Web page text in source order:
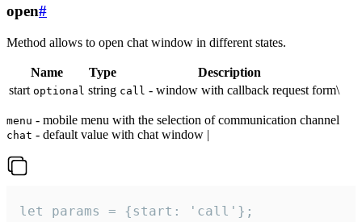
open#
Method allows to open chat window in different states.
Name Type
Description
start optional string call - window with callback request form\
menu - mobile menu with the selection of communication channel
chat - default value with chat window |
let params = {start: 'call'};